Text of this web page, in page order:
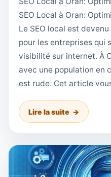
SEO Local à Oran:
Le SEO local est
pour les entreprises qui
visibilité sur internet. À
avec une population en
est rude. Cet article
Lire la suite